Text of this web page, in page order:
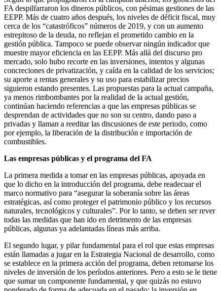
FA despilfarraron los dineros públicos, con pésimas gestiones de las
EEPP. Más de cuatro años después, los niveles de déficit fiscal, muy
cerca de los “catastróficos” números de 2019, y con un aumento
estrepitoso de la deuda, no reflejan el prometido cambio en la
gestión pública. Tampoco se puede observar ningún indicador que
muestre mayor eficiencia en las EEPP. Más allá del discurso pro
mercado, solo hubo recorte en las inversiones, intentos y algunas
concreciones de privatización, y caída en la calidad de los servicios;
su aporte a rentas generales y su uso para estabilizar precios
siguieron estando presentes. Las propuestas para la actual campaña,
ya menos rimbombantes por la realidad de la actual gestión,
continúan haciendo referencias a que las empresas públicas se
desprendan de actividades que no son su centro, dando paso a
privadas y llaman a reeditar las discusiones de este periodo, como
por ejemplo, la liberación de la distribución e importación de
combustibles.
Las empresas públicas y el programa del FA
La primera medida a tomar en las empresas públicas, apoyada en
que lo dicho en la introducción del programa, debe readecuar el
marco normativo para “asegurar la soberanía sobre las áreas
estratégicas, así como proteger el patrimonio público y los recursos
naturales, tecnológicos y culturales”. Por lo tanto, se deben ser rever
todas las medidas que han ido en detrimento de las empresas
públicas, algunas ya adelantadas líneas más arriba.
El segundo lugar, y pilar fundamental para el rol que estas empresas
están llamadas a jugar en la Estrategia Nacional de desarrollo, como
se establece en la primera acción del programa, deben retomarse los
niveles de inversión de los períodos anteriores. Pero a esto se le tiene
que sumar un componente fundamental, y que quizás no estuvo